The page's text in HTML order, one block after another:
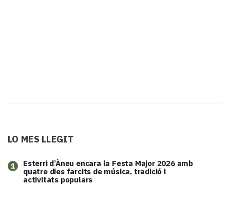
LO MÉS LLEGIT
1
Esterri d’Àneu encara la Festa Major 2026 amb
quatre dies farcits de música, tradició i
activitats populars